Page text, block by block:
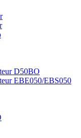
D50BO
EBE050/EBS050